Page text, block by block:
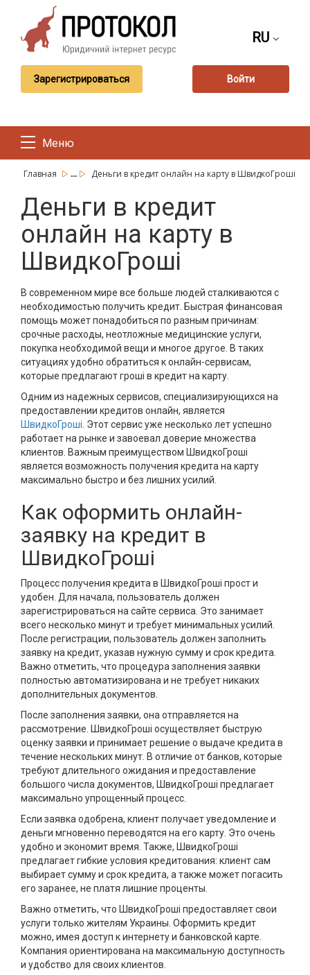
RU
Зарегистрироваться Войти
Меню
Главная ... Деньги в кредит онлайн на карту в ШвидкоГроші
Деньги в кредит
онлайн на карту в
ШвидкоГроші
В современном мире все больше людей сталкиваются с
необходимостью получить кредит. Быстрая финансовая
помощь может понадобиться по разным причинам:
срочные расходы, неотложные медицинские услуги,
покупка необходимой вещи и многое другое. В таких
ситуациях удобно обратиться к онлайн-сервисам,
которые предлагают гроші в кредит на карту.
Одним из надежных сервисов, специализирующихся на
предоставлении кредитов онлайн, является
ШвидкоГроші . Этот сервис уже несколько лет успешно
работает на рынке и завоевал доверие множества
клиентов. Важным преимуществом ШвидкоГроші
является возможность получения кредита на карту
максимально быстро и без лишних усилий.
Как оформить онлайн-
заявку на кредит в
ШвидкоГроші
Процесс получения кредита в ШвидкоГроші прост и
удобен. Для начала, пользователь должен
зарегистрироваться на сайте сервиса. Это занимает
всего несколько минут и требует минимальных усилий.
После регистрации, пользователь должен заполнить
заявку на кредит, указав нужную сумму и срок кредита.
Важно отметить, что процедура заполнения заявки
полностью автоматизирована и не требует никаких
дополнительных документов.
После заполнения заявки, она отправляется на
рассмотрение. ШвидкоГроші осуществляет быструю
оценку заявки и принимает решение о выдаче кредита в
течение нескольких минут. В отличие от банков, которые
требуют длительного ожидания и предоставление
большого числа документов, ШвидкоГроші предлагает
максимально упрощенный процесс.
Если заявка одобрена, клиент получает уведомление и
деньги мгновенно переводятся на его карту. Это очень
удобно и экономит время. Также, ШвидкоГроші
предлагает гибкие условия кредитования: клиент сам
выбирает сумму и срок кредита, а также может погасить
его заранее, не платя лишние проценты.
Важно отметить, что ШвидкоГроші предоставляет свои
услуги только жителям Украины. Оформить кредит
можно, имея доступ к интернету и банковской карте.
Компания ориентирована на максимальную доступность
и удобство для своих клиентов.